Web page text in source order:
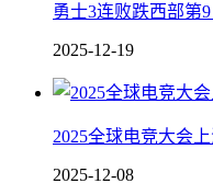
勇士3连败跌西部第
2025-12-19
2025全球电竞大会
2025-12-08